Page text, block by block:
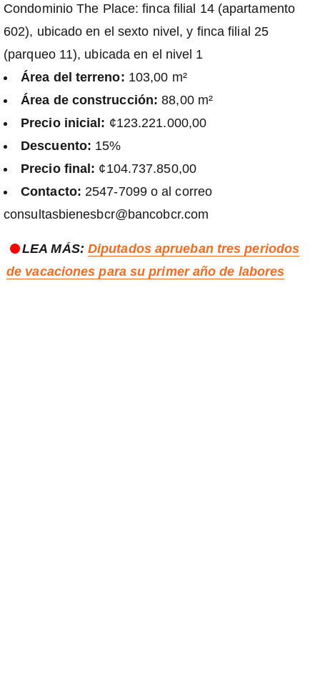
Condominio The Place: finca filial 14 (apartamento
602), ubicado en el sexto nivel, y finca filial 25
(parqueo 11), ubicada en el nivel 1
Área del terreno: 103,00 m²
Área de construcción:88,00 m²
Precio inicial: ¢123.221.000,00
Descuento: 15%
Precio final: ¢104.737.850,00
Contacto: 2547-7099 o al correo
consultasbienesbcr@bancobcr.com
LEA MÁS: Diputados aprueban tres periodos
de vacaciones para su primer año de labores